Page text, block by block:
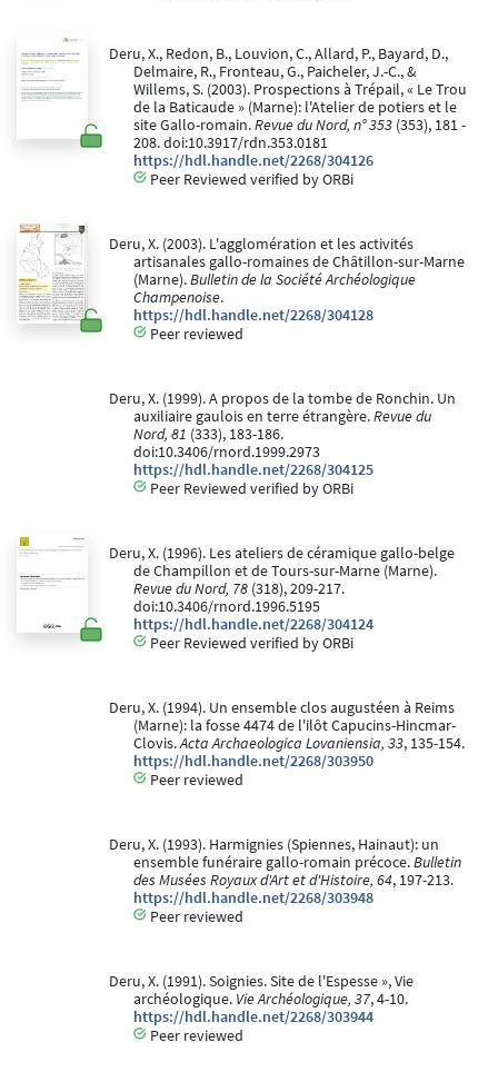
Deru, X., Redon, B., Louvion, C., Allard, P., Bayard, D.,
Delmaire, R., Fronteau, G., Paicheler, J.-C., &
Willems, S. (2003). Prospections à Trépail, « Le Trou
de la Baticaude » (Marne): l'Atelier de potiers et le
site Gallo-romain.Revue du Nord, n° 353 (353), 181 -
208. doi:10.3917/rdn.353.0181
https://hdl.handle.net/2268/304126
Peer Reviewed verified by ORBi
Deru, X. (2003). L'agglomération et les activités
artisanales gallo-romaines de Châtillon-sur-Marne
(Marne).Bulletin de la Société Archéologique
Champenoise.
https://hdl.handle.net/2268/304128
Peer reviewed
Deru, X. (1999). A propos de la tombe de Ronchin. Un
auxiliaire gaulois en terre étrangère.Revue du
Nord, 81 (333), 183-186.
doi:10.3406/rnord.1999.2973
https://hdl.handle.net/2268/304125
Peer Reviewed verified by ORBi
Deru, X. (1996). Les ateliers de céramique gallo-belge
de Champillon et de Tours-sur-Marne (Marne).
Revue du Nord, 78 (318), 209-217.
doi:10.3406/rnord.1996.5195
https://hdl.handle.net/2268/304124
Peer Reviewed verified by ORBi
Deru, X. (1994). Un ensemble clos augustéen à Reims
(Marne): la fosse 4474 de l'ilôt Capucins-Hincmar-
Clovis.Acta Archaeologica Lovaniensia, 33, 135-154.
https://hdl.handle.net/2268/303950
Peer reviewed
Deru, X. (1993). Harmignies (Spiennes, Hainaut): un
ensemble funéraire gallo-romain précoce.Bulletin
des Musées Royaux d'Art et d'Histoire, 64, 197-213.
https://hdl.handle.net/2268/303948
Peer reviewed
Deru, X. (1991). Soignies. Site de l'Espesse », Vie
archéologique. Vie Archéologique, 37, 4-10.
https://hdl.handle.net/2268/303944
Peer reviewed